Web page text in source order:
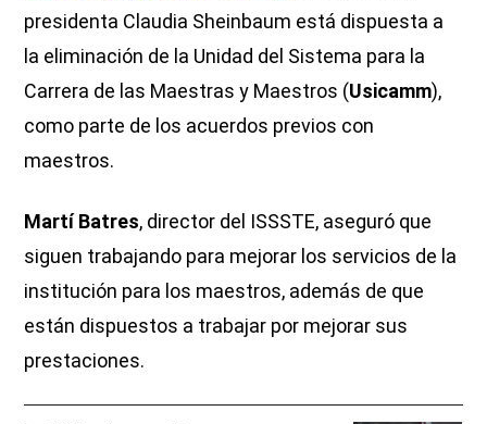
presidenta Claudia Sheinbaum está dispuesta a
la eliminación de la Unidad del Sistema para la
Carrera de las Maestras y Maestros (Usicamm),
como parte de los acuerdos previos con
maestros.
Martí Batres, director del ISSSTE, aseguró que
siguen trabajando para mejorar los servicios de la
institución para los maestros, además de que
están dispuestos a trabajar por mejorar sus
prestaciones.